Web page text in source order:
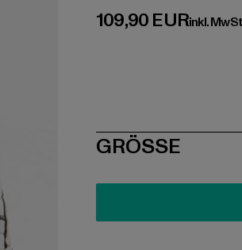
109,90 EUR
Derzeitiger Preis:
inkl.
SIZE
GRÖSSE